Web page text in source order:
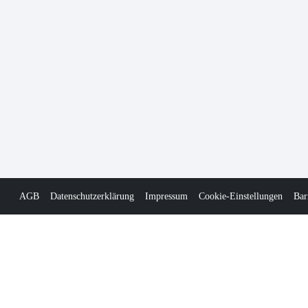
AGB Datenschutzerklärung Impressum Cookie-Einstellungen